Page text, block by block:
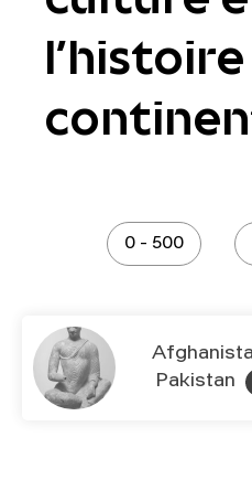
0 - 500
Pakistan